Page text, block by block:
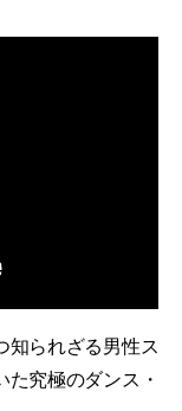
知られざる男性ス
た究極のダンス・